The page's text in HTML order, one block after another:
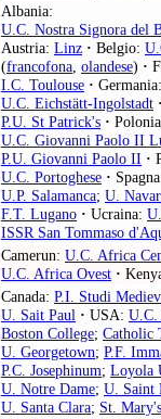
Albania:
U.C. Nostra Signora del
Austria: Linz · Belgio:
(francofona olandese) ·
I.C. Toulouse · Germania:
U.C. Eichstätt-Ingolstadt ·
P.U. St Patrick's ·
U.C. Giovanni Paolo II
P.U. Giovanni Paolo II ·
U.C. Portoghese ·
U.P. Salamanca; U.
F.T. Lugano · Ucraina:
ISSR San Tommaso
Camerun: U.C. Africa
U.C. Africa Ovest ·
Canada: P.I. Studi
U. Sait Paul · USA: U.C.
Boston College; Catholic
U. Georgetown; P.F.
P.C. Josephinum; Loyola
U. Notre Dame; U. Saint
U. Santa Clara; St. Mary's